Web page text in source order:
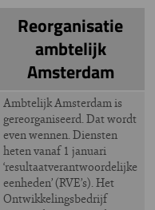
Reorganisatie
ambtelijk
Amsterdam
Ambtelijk Amsterdam is
gereorganiseerd. Dat wordt
even wennen. Diensten
heten vanaf 1 januari
‘resultaatverantwoordelijke
eenheden’ (RVE’s). Het
Ontwikkelingsbedrijf